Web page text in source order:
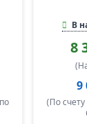
В
8
9
(По